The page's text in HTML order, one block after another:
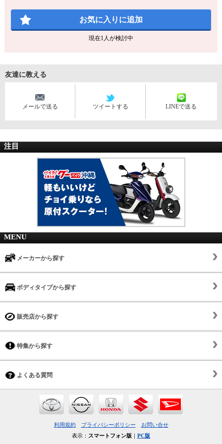
お気に入りに追加
現在1人が検討中
友達に教える
メールで送る ツイートする LINEで送る
注目
MENU
メーカーから探す
ボディタイプから探す
販売店から探す
特集から探す
よくある質問
利用規約 プライバシーポリシー
お問い合せ
表示： スマートフォン版 PC版